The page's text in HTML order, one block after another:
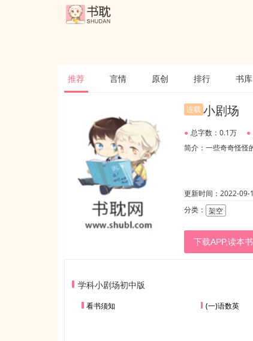
推荐 言情 原创 排行 书库
连载 小剧场
● 总字数：0.1万 ●
简介：一些奇奇怪怪
更新时间：2022-09-
分类： 架空
下载APP,读本书
学科小剧场初中版
看书须知 (一)语数英